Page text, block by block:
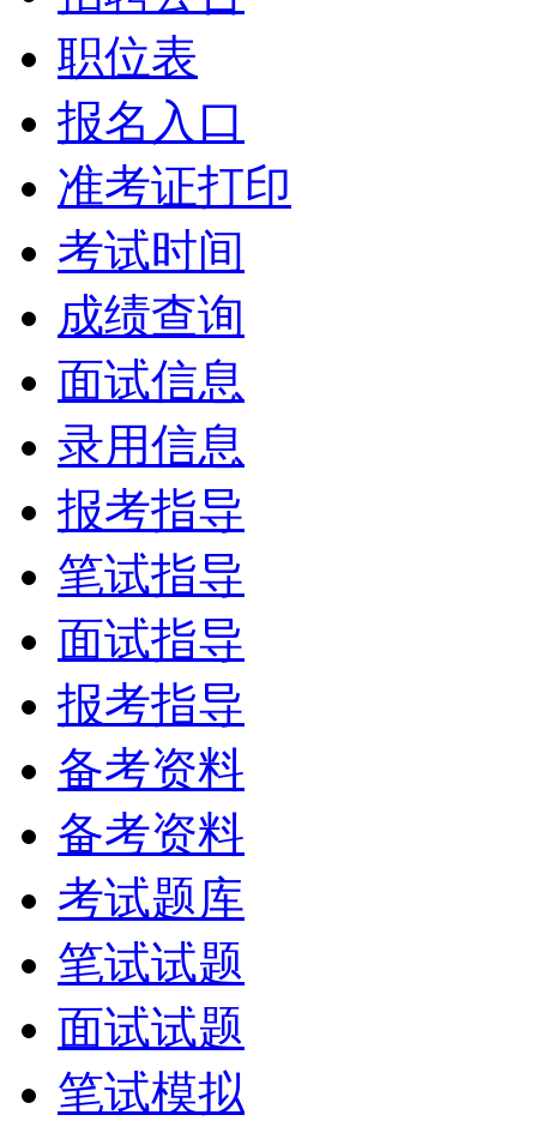
职位表
报名入口
准考证打印
考试时间
成绩查询
面试信息
录用信息
报考指导
笔试指导
面试指导
报考指导
备考资料
备考资料
考试题库
笔试试题
面试试题
笔试模拟